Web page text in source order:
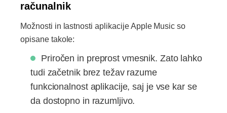
računalnik
Možnosti in lastnosti aplikacije Apple Music so
opisane takole:
Priročen in preprost vmesnik. Zato lahko
tudi začetnik brez težav razume
funkcionalnost aplikacije, saj je vse kar se
da dostopno in razumljivo.